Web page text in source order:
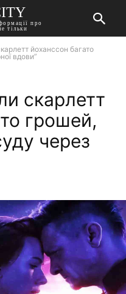
про
тільки
йоханссон багато
вдови”
скарлетт
грошей,
через